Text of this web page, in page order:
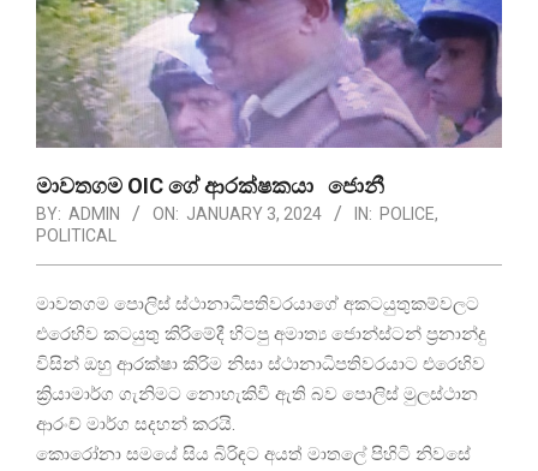
මාවතගම OIC ගේ ආරක්ෂකයා ජොනී
BY: ADMIN ON: JANUARY 3, 2024 IN: POLICE,
POLITICAL
මාවතගම පොලිස් ස්ථානාධිපතිවරයාගේ අකටයුතුකම්වලට
එරෙහිව කටයුතු කිරිමේදී හිටපු අමාත්‍ය ජොන්ස්ටන් ප්‍රනාන්දු
විසින් ඔහු ආරක්ෂා කිරිම නිසා ස්ථානාධිපතිවරයාට එරෙහිව
ක්‍රියාමාර්ග ගැනිමට නොහැකිවී ඇති බව පොලිස් මුලස්ථාන
ආරංච් මාර්ග සදහන් කරයි.
කොරෝනා සමයේ සිය බිරිඳට අයත් මාතලේ පිහිටි නිවසේ